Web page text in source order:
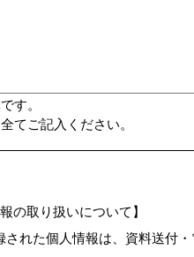
す。
てご記入ください。
報の取り扱いについて】
れた個人情報は、資料送付・